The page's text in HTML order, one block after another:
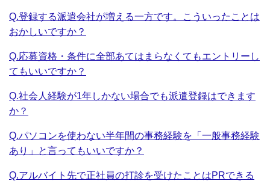
Q.登録する派遣会社が増える一方です。こういったことは
おかしいですか？
Q.応募資格・条件に全部あてはまらなくてもエントリーし
てもいいですか？
Q.社会人経験が1年しかない場合でも派遣登録はできます
か？
Q.パソコンを使わない半年間の事務経験を「一般事務経験
あり」と言ってもいいですか？
Q.アルバイト先で正社員の打診を受けたことはPRできる